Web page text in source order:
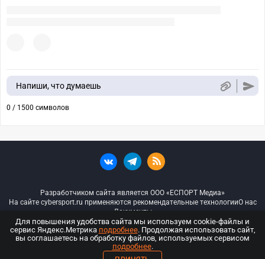
Напиши, что думаешь
0 / 1500 символов
Разработчиком сайта является ООО «ЕСПОРТ Медиа»
На сайте cybersport.ru применяются рекомендательные технологииО нас
Документы
© ООО «Киберспорт.ру» — Все права защищены
18+
Для повышения удобства сайта мы используем cookie-файлы и
сервис Яндекс.Метрика подробнее. Продолжая использовать сайт,
вы соглашаетесь на обработку файлов, используемых сервисом
подробнее.